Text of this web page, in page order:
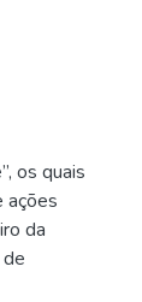
os quais
ações
da